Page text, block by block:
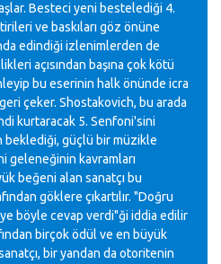
Besteci yeni bestelediği 4.
ve baskıları göz önüne
edindiği izlenimlerden de
açısından başına çok kötü
bu eserinin halk önünde icra
çeker. Shostakovich, bu arada
kurtaracak 5. Senfoni'sini
beklediği, güçlü bir müzikle
geleneğinin kavramları
beğeni alan sanatçı bu
göklere çıkartılır. "Doğru
böyle cevap verdi"ği iddia edilir
birçok ödül ve en büyük
bir yandan da otoritenin